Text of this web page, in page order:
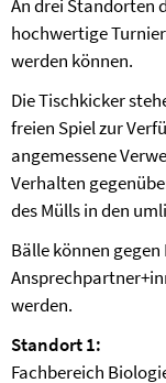
An drei Standorten
hochwertige
werden können.
Die Tischkicker
freien Spiel zur
angemessene
Verhalten
des Mülls in den
Bälle können
werden.
Standort 1:
Fachbereich